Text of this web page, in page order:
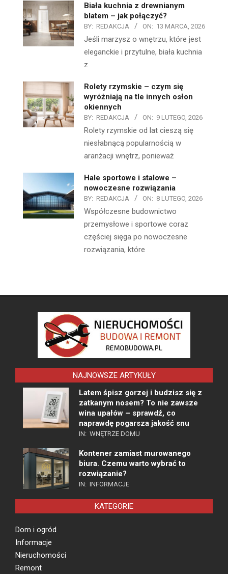
Biała kuchnia z drewnianym
blatem – jak połączyć?
BY: REDAKCJA ON: 13 MARCA, 2026
Jeśli marzysz o wnętrzu, które jest
eleganckie i przytulne, biała kuchnia
z
Rolety rzymskie – czym się
wyróżniają na tle innych osłon
okiennych
BY: REDAKCJA ON: 9 LUTEGO, 2026
Rolety rzymskie od lat cieszą się
niesłabnącą popularnością w
aranżacji wnętrz, ponieważ
Hale sportowe i stalowe –
nowoczesne rozwiązania
BY: REDAKCJA ON: 8 LUTEGO, 2026
Współczesne budownictwo
przemysłowe i sportowe coraz
częściej sięga po nowoczesne
rozwiązania, które
NAJNOWSZE ARTYKUŁY
Latem śpisz gorzej i budzisz się z
zatkanym nosem? To nie zawsze
wina upałów – sprawdź, co
naprawdę pogarsza jakość snu
IN: WNĘTRZE DOMU
Kontener zamiast murowanego
biura. Czemu warto wybrać to
rozwiązanie?
IN: INFORMACJE
KATEGORIE
Dom i ogród
Informacje
Nieruchomości
Remont